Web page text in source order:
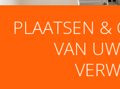
PLAATSEN
VAN